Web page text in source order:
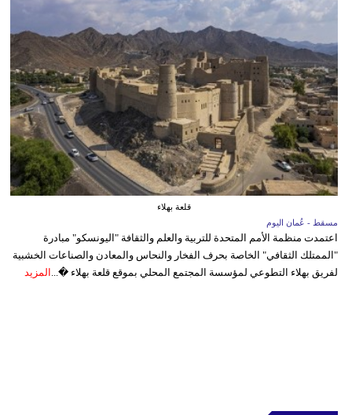
قلعة بهلاء
مسقط - عُمان اليوم
اعتمدت منظمة الأمم المتحدة للتربية والعلم والثقافة "اليونسكو" مبادرة
"الممتلك الثقافي" الخاصة بحرف الفخار والنحاس والمعادن والصناعات الخشبية
لفريق بهلاء التطوعي لمؤسسة المجتمع المحلي بموقع قلعة بهلاء �... المزيد